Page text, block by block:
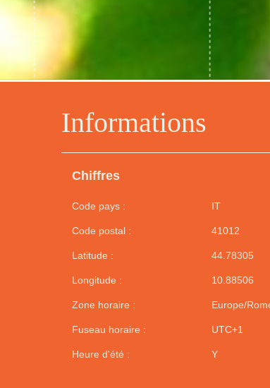
Informations
Chiffres
Code pays : IT
Code postal : 41012
Latitude : 44.78305
Longitude : 10.88506
Zone horaire : Europe/
Fuseau horaire : UTC+1
Heure d'été : Y